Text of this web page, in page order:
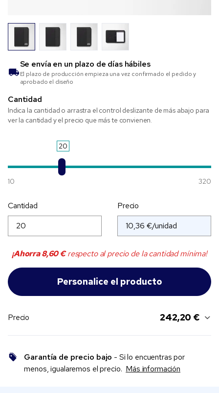
Se envía en un plazo de días hábiles
El plazo de producción empieza una vez confirmado el pedido y
aprobado el diseño
Cantidad
Indica la cantidad o arrastra el control deslizante de más abajo para
ver la cantidad y el precio que más te convienen.
20
10 320
Cantidad Precio
¡Ahorra8,60 €respecto al precio de la cantidad mínima!
Precio 242,20 €
Garantía de precio bajo - Si lo encuentras por
menos, igualaremos el precio. Más información